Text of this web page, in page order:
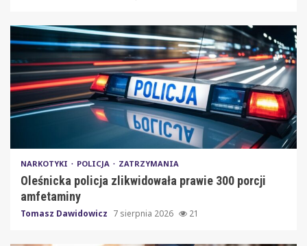
NARKOTYKI POLICJA ZATRZYMANIA
Oleśnicka policja zlikwidowała prawie 300 porcji
amfetaminy
Tomasz Dawidowicz 7 sierpnia 2026 21